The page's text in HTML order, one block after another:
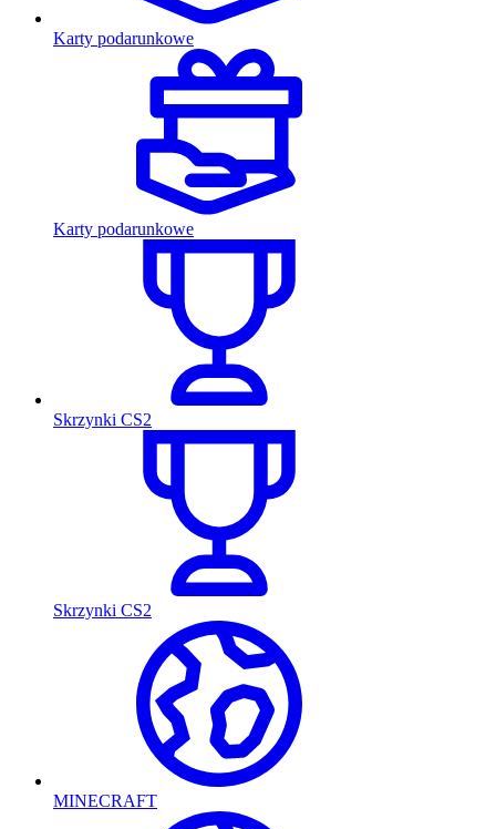
Karty podarunkowe
Karty podarunkowe
Skrzynki CS2
Skrzynki CS2
MINECRAFT